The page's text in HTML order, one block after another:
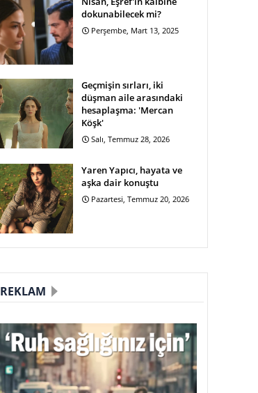
dokunabilecek mi?
Perşembe, Mart 13, 2025
Geçmişin sırları, iki
düşman aile arasındaki
hesaplaşma: 'Mercan
Köşk'
Salı, Temmuz 28, 2026
Yaren Yapıcı, hayata ve
aşka dair konuştu
Pazartesi, Temmuz 20, 2026
REKLAM